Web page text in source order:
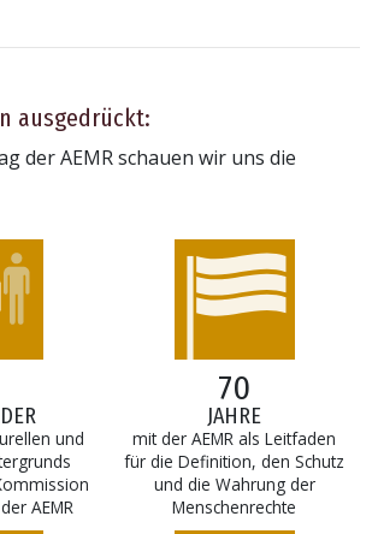
ausgedrückt:
der AEMR schauen wir uns die
und
AEMR
70
JAHRE
mit der AEMR als Leitfaden
für die Definition, den Schutz
und die Wahrung der
Menschenrechte